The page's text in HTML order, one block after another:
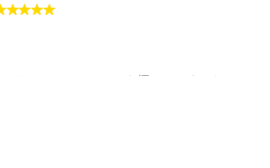
4ミリのチェーンカラーを探していました。